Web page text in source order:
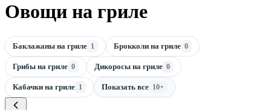
Овощи на гриле
Баклажаны на гриле 1 Брокколи на гриле 0
Грибы на гриле 0 Дикоросы на гриле 0
Кабачки на гриле 1 Показать все 10+